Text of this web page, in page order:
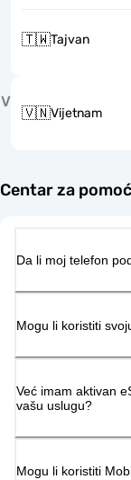
🇹🇼Tajvan
V
🇻🇳Vijetnam
Centar za pomoć
Da li moj telefon
Mogu li koristiti
Već imam aktivan
vašu uslugu?
Mogu li koristiti